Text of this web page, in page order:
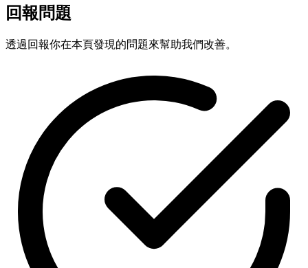
回報問題
透過回報你在本頁發現的問題來幫助我們改善。